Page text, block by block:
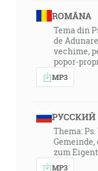
ROMÂNA
Tema din
de
vechime,
popor-
MP3
РУССКИЙ
Thema:
zum
MP3